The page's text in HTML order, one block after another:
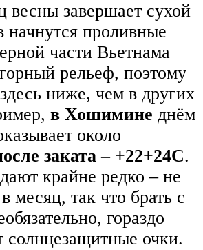
весны завершает сухой
начнутся проливные
части Вьетнама
рельеф, поэтому
ниже, чем в других
в Хошимине днём
около
заката – +22+24С.
крайне редко – не
месяц, так что брать с
гораздо
солнцезащитные очки.